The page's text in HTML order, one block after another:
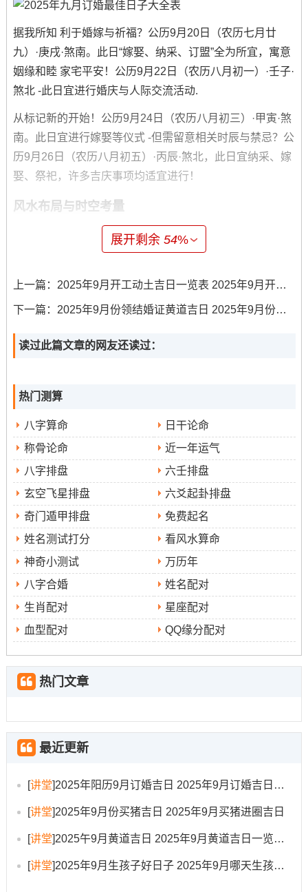
据我所知 利于婚嫁与祈福？公历9月20日（农历七月廿
九）·庚戌·煞南。此日“嫁娶、纳采、订盟”全为所宜，寓意
姻缘和睦 家宅平安！公历9月22日（农历八月初一）·壬子·
煞北 -此日宜进行婚庆与人际交流活动.
从标记新的开始！公历9月24日（农历八月初三）·甲寅·煞
南。此日宜进行嫁娶等仪式 -但需留意相关时辰与禁忌？公
历9月26日（农历八月初五）·丙辰·煞北，此日宜纳采、嫁
娶、祭祀，许多吉庆事项均适宜进行！
风水布局与时空考量
2025年为农历乙巳年当年的太岁方位位于东南。岁破之位
则居于西北，在进行订婚仪式场地布置或新房规划时着两
不宜在此方进行大范围的动土、敲打等动作;以免触动太岁
宜动。订婚典礼的现场布置宜避开在此方位设置主持台或
决定性通道。
至于九月的紫白飞星布局。中宫方为五黄廉贞星飞临；此
星属土- 代表凶煞；需避免在此方位摆放过多红色或火性物
品；而正西方位则为八白当旺财星飞临。
属土，在此方位可适当布置黄色花卉或陶瓷饰品。帮助催
旺喜气与财气？正南方位有一白贪狼吉星飞临，属水 -在此
方安置水景或柔和灯光;能助长人际和谐跟浪漫氛围！
择吉细则与时辰避讳
选择吉日仅是第一步~吉日之内的良辰选择同样关键。许多
吉日都提供了详细的利时参考;譬如上午的巳时（9:00-
10:59）、午时（11:00-12：59）及下午的申时（15:00-
16:59）、酉时（17:00-18:59）常被列为吉时着些时段阳
气充足,寓意光明正大 -利于喜事举办！
务必留意每一个具体日子的冲煞信息- 如“冲马煞南”之日 生
肖属马者或命理忌南方者则需规避；选择吉日时请尽量避
仪式进行时亦需避开部分公认的凶时如同天地相冲或是五
不遇时等- 着些时段气场算得上混乱；不宜举行定盟...哪一
传统禁忌跟现代适配
双人成好事~相关礼品、聘金数目宜取双数 -寓意成双成对
好事成双！服装忌黑:订婚乃大喜之事，参与者 服装宜选择
展开剩余54%
上一篇： 2025年9月开工动土吉日一览表 2025年9月开工动土黄道吉日
下一篇： 2025年9月份领结婚证黄道吉日 2025年9月份领结婚证的吉日有哪些
读过此篇文章的网友还读过：
热门测算
八字算命
日干论命
称骨论命
近一年运气
八字排盘
六壬排盘
玄空飞星排盘
六爻起卦排盘
奇门遁甲排盘
免费起名
姓名测试打分
看风水算命
神奇小测试
万历年
八字合婚
姓名配对
生肖配对
星座配对
血型配对
QQ缘分配对
热门文章
最近更新
[讲堂]2025年阳历9月订婚吉日 2025年9月订婚吉日有哪几天
[讲堂]2025年9月份买猪吉日 2025年9月买猪进圈吉日
[讲堂]2025午9月黄道吉日 2025年9月黄道吉日一览表大全
[讲堂]2025年9月生孩子好日子 2025年9月哪天生孩子比较好